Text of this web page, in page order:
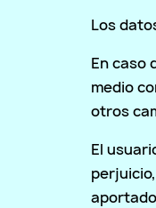
Los
En caso
medio
otros
El